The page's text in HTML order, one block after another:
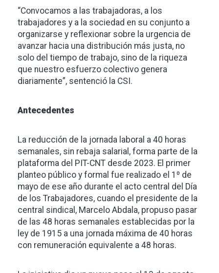
“Convocamos a las trabajadoras, a los
trabajadores y a la sociedad en su conjunto a
organizarse y reflexionar sobre la urgencia de
avanzar hacia una distribución más justa, no
solo del tiempo de trabajo, sino de la riqueza
que nuestro esfuerzo colectivo genera
diariamente”, sentenció la CSI.
Antecedentes
La reducción de la jornada laboral a 40 horas
semanales, sin rebaja salarial, forma parte de la
plataforma del PIT-CNT desde 2023. El primer
planteo público y formal fue realizado el 1º de
mayo de ese año durante el acto central del Día
de los Trabajadores, cuando el presidente de la
central sindical, Marcelo Abdala, propuso pasar
de las 48 horas semanales establecidas por la
ley de 1915 a una jornada máxima de 40 horas
con remuneración equivalente a 48 horas.